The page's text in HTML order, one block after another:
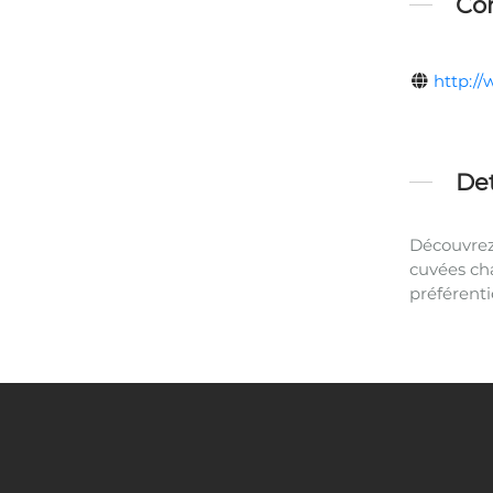
http://
cuvées